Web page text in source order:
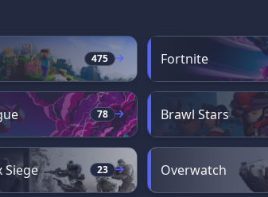
475 Fortnite
78 Brawl Stars
Siege 23 Overwatch